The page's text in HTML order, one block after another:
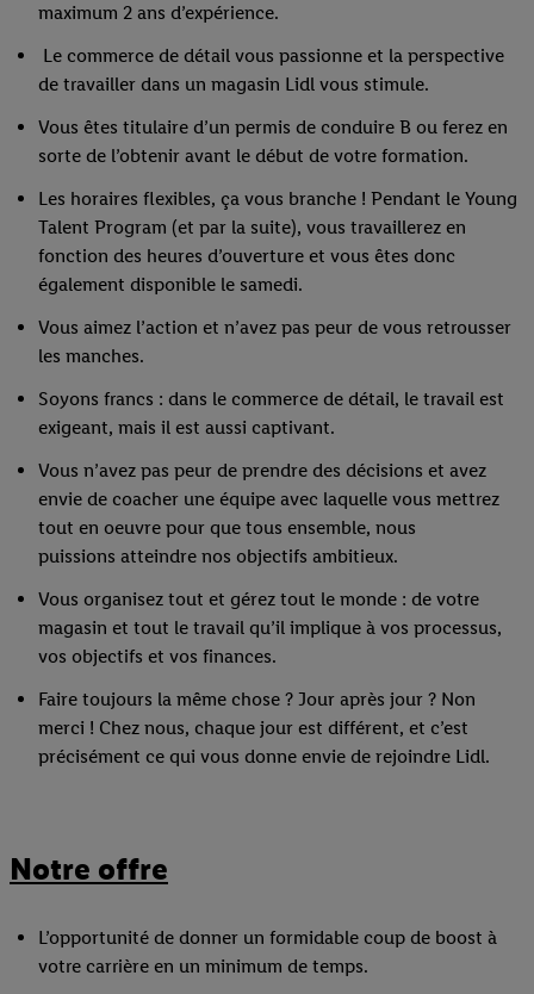
maximum 2 ans d’expérience.
Le commerce de détail vous passionne et la perspective
de travailler dans un magasin Lidl vous stimule.
Vous êtes titulaire d’un permis de conduire B ou ferez en
sorte de l’obtenir avant le début de votre formation.
Les horaires flexibles, ça vous branche ! Pendant le Young
Talent Program (et par la suite), vous travaillerez en
fonction des heures d’ouverture et vous êtes donc
également disponible le samedi.
Vous aimez l’action et n’avez pas peur de vous retrousser
les manches.
Soyons francs : dans le commerce de détail, le travail est
exigeant, mais il est aussi captivant.
Vous n’avez pas peur de prendre des décisions et avez
envie de coacher une équipe avec laquelle vous mettrez
tout en oeuvre pour que tous ensemble, nous
puissions atteindre nos objectifs ambitieux.
Vous organisez tout et gérez tout le monde : de votre
magasin et tout le travail qu’il implique à vos processus,
vos objectifs et vos finances.
Faire toujours la même chose ? Jour après jour ? Non
merci ! Chez nous, chaque jour est différent, et c’est
précisément ce qui vous donne envie de rejoindre Lidl.
Notre offre
L’opportunité de donner un formidable coup de boost à
votre carrière en un minimum de temps.